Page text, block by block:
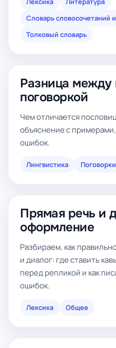
Словарь словосочетаний
Толковый словарь
Разница между
поговоркой
Чем отличается
объяснение с
ошибок.
Лингвистика Поговорки
Прямая речь и
оформление
Разбираем, как
и диалог: где ставить
перед репликой и как
ошибок.
Лексика Общее